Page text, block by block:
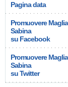
Pagina data
Promuovere
Sabina
su Facebook
Promuovere
Sabina
su Twitter